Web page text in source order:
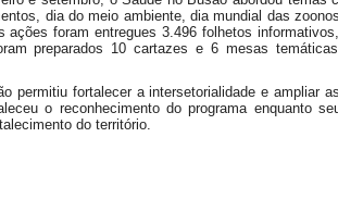
dia do meio ambiente, dia mundial das
ações foram entregues 3.496 folhetos
preparados 10 cartazes e 6 mesas
permitiu fortalecer a intersetorialidade e ampliar
o reconhecimento do programa enquanto
do território.